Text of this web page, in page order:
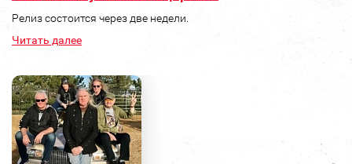
Релиз состоится через две недели.
Читать далее